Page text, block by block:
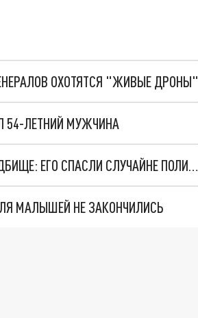
ОХОТЯТСЯ "ЖИВЫЕ ДРОНЫ"
54-ЛЕТНИЙ МУЖЧИНА
НАЗОЙЛИВОГО УХАЖЕРА ВЛАДИМИРКИ ОТВЕЗЛИ НА КЛАДБИЩЕ: ЕГО СПАСЛИ СЛУЧАЙНЕ ПОЛИЦЕЙСКИЕ
МАЛЫШЕЙ НЕ ЗАКОНЧИЛИСЬ